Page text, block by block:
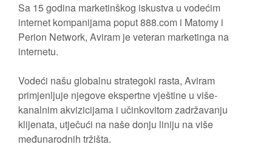
Sa 15 godina marketinškog iskustva u vodećim
internet kompanijama poput 888.com i Matomy i
Perion Network, Aviram je veteran marketinga na
internetu.
Vodeći našu globalnu strategoki rasta, Aviram
primjenljuje njegove ekspertne vještine u više-
kanalnim akvizicijama i učinkovitom zadržavanju
klijenata, utječući na naše donju liniju na više
međunarodnih tržišta.